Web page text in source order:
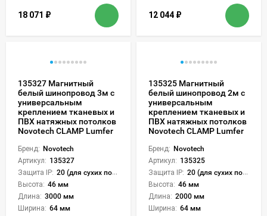
18 071 ₽ 12 044 ₽
135327 Магнитный
белый шинопровод 3м с
универсальным
креплением тканевых и
ПВХ натяжных потолков
Novotech CLAMP Lumfer
Бренд: Novotech
Артикул: 135327
Защита IP: 20 (для сухих пом.)
Высота: 46 мм
Длина: 3000 мм
Ширина: 64 мм
135325 Магнитный
белый шинопровод 2м с
универсальным
креплением тканевых и
ПВХ натяжных потолков
Novotech CLAMP Lumfer
Бренд: Novotech
Артикул: 135325
Защита IP: 20 (для сухих пом.)
Высота: 46 мм
Длина: 2000 мм
Ширина: 64 мм